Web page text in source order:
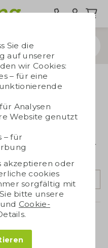
Werbegeschenkfür den
Lösung. Sie sind ideal für
Reise in den Urlaub. Eine
Sie sie
mit Ihrem Logo oder
Sie die
auf unserer
wir Cookies:
– für eine
Analysen
Website genutzt
– für
akzeptieren oder
cookies
sorgfältig mit
bitte unsere
und Cookie-